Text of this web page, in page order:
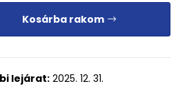
Kosárba rakom
lejárat:2025. 12. 31.